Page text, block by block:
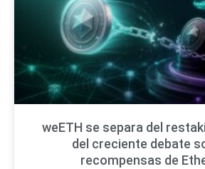
weETH se separa del
del creciente debate
recompensas de